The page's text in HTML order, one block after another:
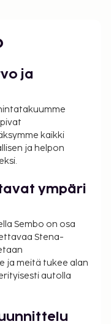
paikan päällä
sisältyä
136.56 EUR per
meille
ja
kaikki
ja helpon
ympäri
Sembo on osa
Stena-
ja meitä tukee alan
autolla